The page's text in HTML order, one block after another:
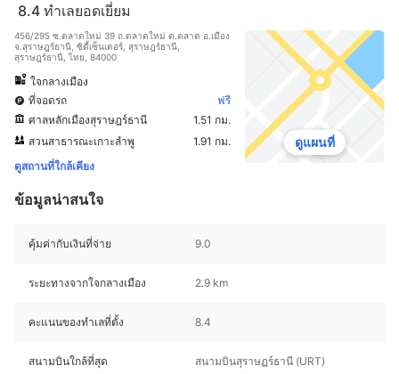
8.4 ทำเลยอดเยี่ยม
456/295 ซ.ตลาดใหม่ 39 ถ.ตลาดใหม่ ต.ตลาด อ.เมือง
จ.สุราษฎร์ธานี, ซิตี้เซ็นเตอร์, สุราษฎร์ธานี,
สุราษฎร์ธานี, ไทย, 84000
ใจกลางเมือง
ที่จอดรถ
ฟรี
ศาลหลักเมืองสุราษฎร์ธานี
1.51 กม.
สวนสาธารณะเกาะลำพู
1.91 กม.
ดูสถานที่ใกล้เคียง
ดูแผนที่
ข้อมูลน่าสนใจ
คุ้มค่ากับเงินที่จ่าย 9.0
ระยะทางจากใจกลางเมือง 2.9 km
คะแนนของทำเลที่ตั้ง 8.4
สนามบินใกล้ที่สุด สนามบินสุราษฏร์ธานี (URT)